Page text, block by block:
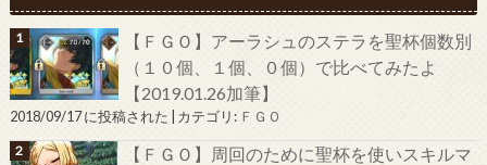
【ＦＧＯ】アーラシュのステラを聖杯個数別
（１０個、１個、０個）で比べてみたよ
【2019.01.26加筆】
2018/09/17 に投稿された カテゴリ: ＦＧＯ
【ＦＧＯ】周回のために聖杯を使いスキルマ